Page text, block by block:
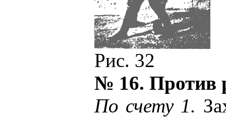
Рис. 32
№ 16. Против
По счету 1.